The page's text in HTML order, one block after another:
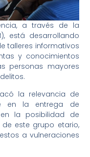
a través de la
está desarrollando
talleres informativos
y conocimientos
personas mayores
la relevancia de
en la entrega de
la posibilidad de
este grupo etario,
a vulneraciones